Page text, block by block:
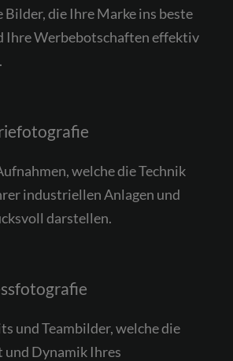
Bilder, die Ihre Marke ins beste
Ihre Werbebotschaften effektiv
welche die Technik
industriellen Anlagen und
darstellen.
und Teambilder, welche die
Dynamik Ihres